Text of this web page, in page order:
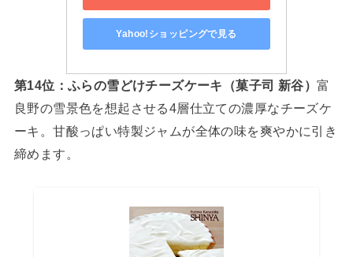
Yahoo!ショッピングで見る
第14位：ふらの雪どけチーズケーキ（菓子司 新谷）富
良野の雪景色を想起させる4層仕立ての濃厚なチーズケ
ーキ。甘酸っぱい特製ジャムが全体の味を爽やかに引き
締めます。